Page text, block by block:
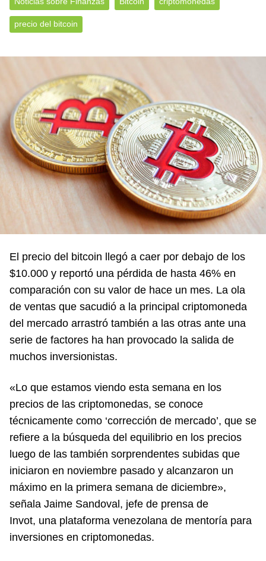
precio del bitcoin
El precio del bitcoin llegó a caer por debajo de los
$10.000 y reportó una pérdida de hasta 46% en
comparación con su valor de hace un mes. La ola
de ventas que sacudió a la principal criptomoneda
del mercado arrastró también a las otras ante una
serie de factores ha han provocado la salida de
muchos inversionistas.
«Lo que estamos viendo esta semana en los
precios de las criptomonedas, se conoce
técnicamente como ‘corrección de mercado’, que se
refiere a la búsqueda del equilibrio en los precios
luego de las también sorprendentes subidas que
iniciaron en noviembre pasado y alcanzaron un
máximo en la primera semana de diciembre»,
señala Jaime Sandoval, jefe de prensa de
Invot, una plataforma venezolana de mentoría para
inversiones en criptomonedas.